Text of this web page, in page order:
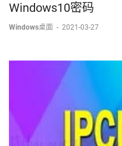
Windows10密码
Windows桌面 - 2021-03-27